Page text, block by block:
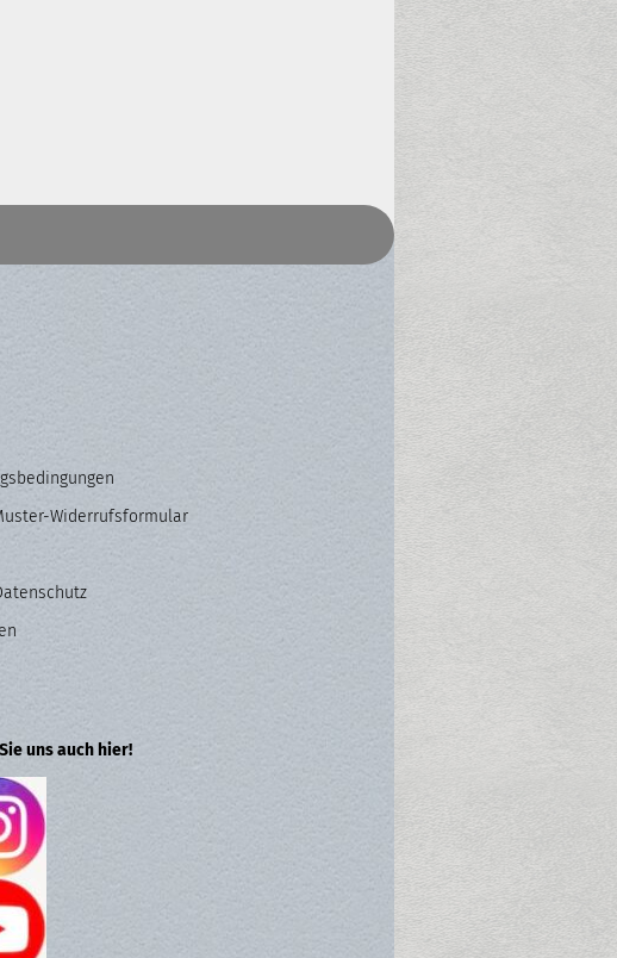
Widerrufsformular
uns auch hier!